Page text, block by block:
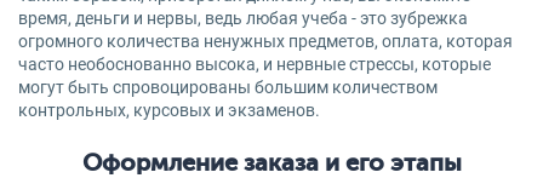
время, деньги и нервы, ведь любая учеба - это зубрежка
огромного количества ненужных предметов, оплата, которая
часто необоснованно высока, и нервные стрессы, которые
могут быть спровоцированы большим количеством
контрольных, курсовых и экзаменов.
Оформление заказа и его этапы